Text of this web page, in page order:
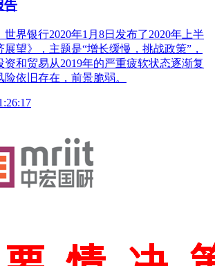
告
世界银行2020年1月8日发布了2020年上半
望》，主题是“增长缓慢，挑战政策”，
资和贸易从2019年的严重疲软状态逐渐复
依旧存在，前景脆弱。